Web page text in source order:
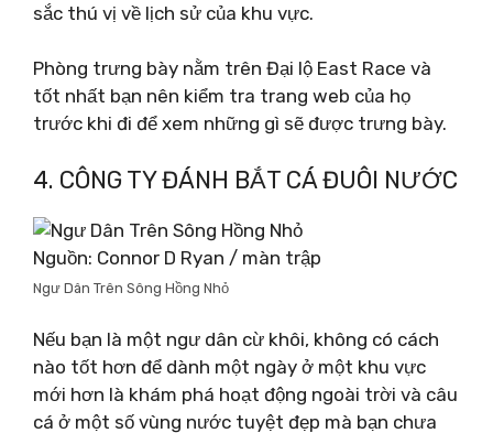
sắc thú vị về lịch sử của khu vực.
Phòng trưng bày nằm trên Đại lộ East Race và
tốt nhất bạn nên kiểm tra trang web của họ
trước khi đi để xem những gì sẽ được trưng bày.
4. CÔNG TY ĐÁNH BẮT CÁ ĐUÔI NƯỚC
Nguồn: Connor D Ryan / màn trập
Ngư Dân Trên Sông Hồng Nhỏ
Nếu bạn là một ngư dân cừ khôi, không có cách
nào tốt hơn để dành một ngày ở một khu vực
mới hơn là khám phá hoạt động ngoài trời và câu
cá ở một số vùng nước tuyệt đẹp mà bạn chưa